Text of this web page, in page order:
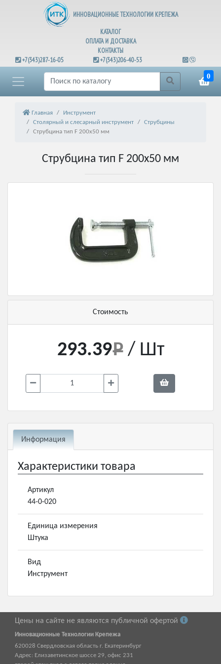
ИННОВАЦИОННЫЕ ТЕХНОЛОГИИ КРЕПЕЖА
КАТАЛОГ
ОПЛАТА И ДОСТАВКА
КОНТАКТЫ
+7(343)287-16-05
+7(343)206-40-53
0
Главная
Инструмент
Столярный и слесарный инструмент
Струбцины
Струбцина тип F 200х50 мм
Струбцина тип F 200х50 мм
Стоимость
293.39 / Шт
Информация
Характеристики товара
Артикул
44-0-020
Единица измерения
Штука
Вид
Инструмент
Цены на сайте не являются публичной офертой
Инновационные Технологии Крепежа
620028 Свердловская область г. Екатеринбург
Адрес: Елизаветинское шоссе 29, офис 231